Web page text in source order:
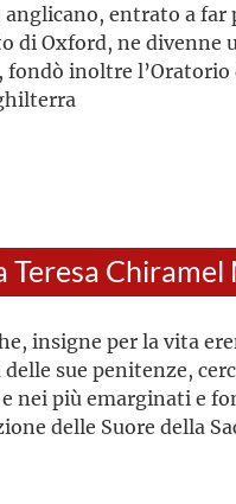
entrato a far
di Oxford, ne divenne
inoltre l’Oratorio
insigne per la vita
sue penitenze,
nei più emarginati e
delle Suore della